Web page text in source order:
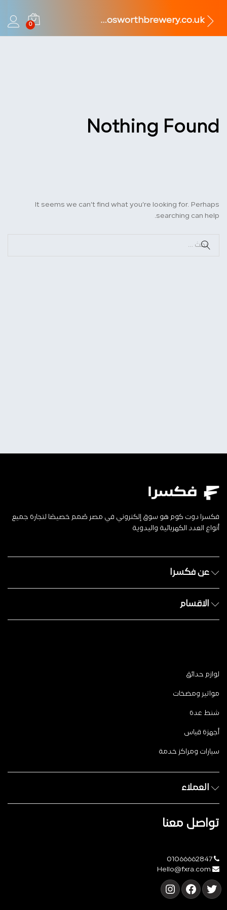
marketbosworthbrewery.co.uk
0
Nothing Found
It seems we can’t find what you’re looking for. Perhaps
searching can help.
فكسرا دوت كوم هو سوق إلكتروني في مصر صُمم خصيصًا لتجارة جميع
أنواع العدد الكهربائية واليدوية
عن فكسرا
الاقسام
لوازم حدائق
مواتير ومضخات
شنط عدة
أجهزة قياس
سيارات ومراكز خدمة
العملاء
تواصل معنا
تويترفيسبوكإنستجرام